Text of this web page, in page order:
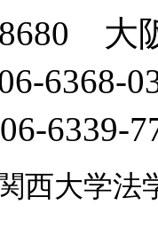
大
6368-
6339-
西大学法